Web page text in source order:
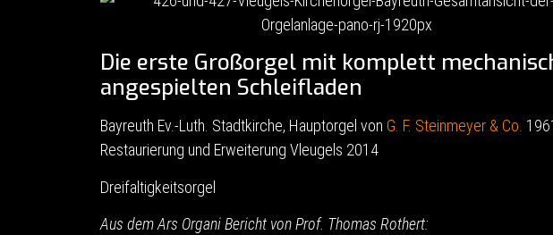
Die erste Großorgel mit komplett
angespielten Schleifladen
Bayreuth Ev.-Luth. Stadtkirche, Hauptorgel von G. F. Steinmeyer & Co.
Restaurierung und Erweiterung Vleugels 2014
Dreifaltigkeitsorgel
Aus dem Ars Organi Bericht von Prof. Thomas Rothert: